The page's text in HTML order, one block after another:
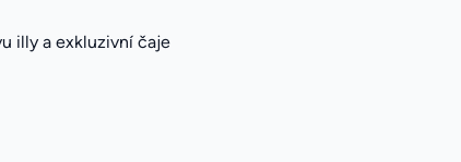
illy a exkluzivní čaje